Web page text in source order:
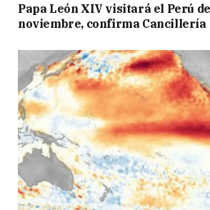
Papa León XIV visitará el Perú
noviembre, confirma Cancillería